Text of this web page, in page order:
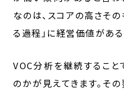
なのは、スコアの高さそ
る過程」に経営価値がある
VOC分析を継続すること
のかが見えてきます。そ